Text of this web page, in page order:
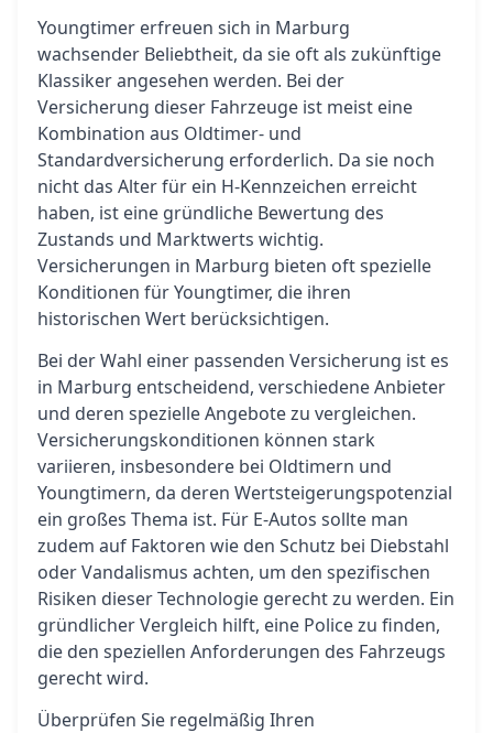
Youngtimer erfreuen sich in Marburg
wachsender Beliebtheit, da sie oft als zukünftige
Klassiker angesehen werden. Bei der
Versicherung dieser Fahrzeuge ist meist eine
Kombination aus Oldtimer- und
Standardversicherung erforderlich. Da sie noch
nicht das Alter für ein H-Kennzeichen erreicht
haben, ist eine gründliche Bewertung des
Zustands und Marktwerts wichtig.
Versicherungen in Marburg bieten oft spezielle
Konditionen für Youngtimer, die ihren
historischen Wert berücksichtigen.
Bei der Wahl einer passenden Versicherung ist es
in Marburg entscheidend, verschiedene Anbieter
und deren spezielle Angebote zu vergleichen.
Versicherungskonditionen können stark
variieren, insbesondere bei Oldtimern und
Youngtimern, da deren Wertsteigerungspotenzial
ein großes Thema ist. Für E-Autos sollte man
zudem auf Faktoren wie den Schutz bei Diebstahl
oder Vandalismus achten, um den spezifischen
Risiken dieser Technologie gerecht zu werden. Ein
gründlicher Vergleich hilft, eine Police zu finden,
die den speziellen Anforderungen des Fahrzeugs
gerecht wird.
Überprüfen Sie regelmäßig Ihren